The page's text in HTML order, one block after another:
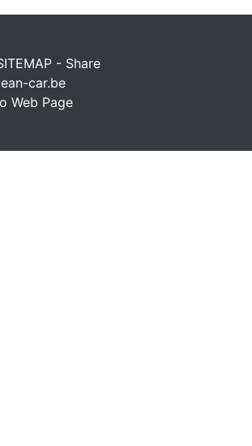
- Share
car.be
Web Page